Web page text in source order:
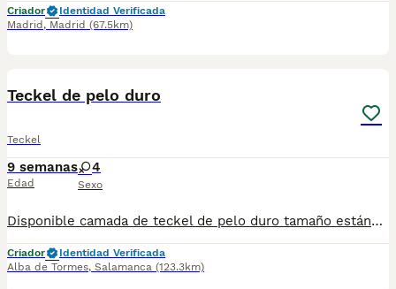
Criador
Identidad Verificada
Madrid , Madrid (67.5km)
Teckel de pelo duro
Teckel
9 semanas
Edad
4
Sexo
Disponible camada de teckel de pelo duro tamaño estándar, cuatro hembras disponibles,se entregan a partir de los dos meses con dos vacunas desparasitaciones microchip pasaporte y documentos de cesión y venta y por supuesto con garantía por escrito, fotos reales de la camada.
Criador
Identidad Verificada
Alba de Tormes, Salamanca (123.3km)